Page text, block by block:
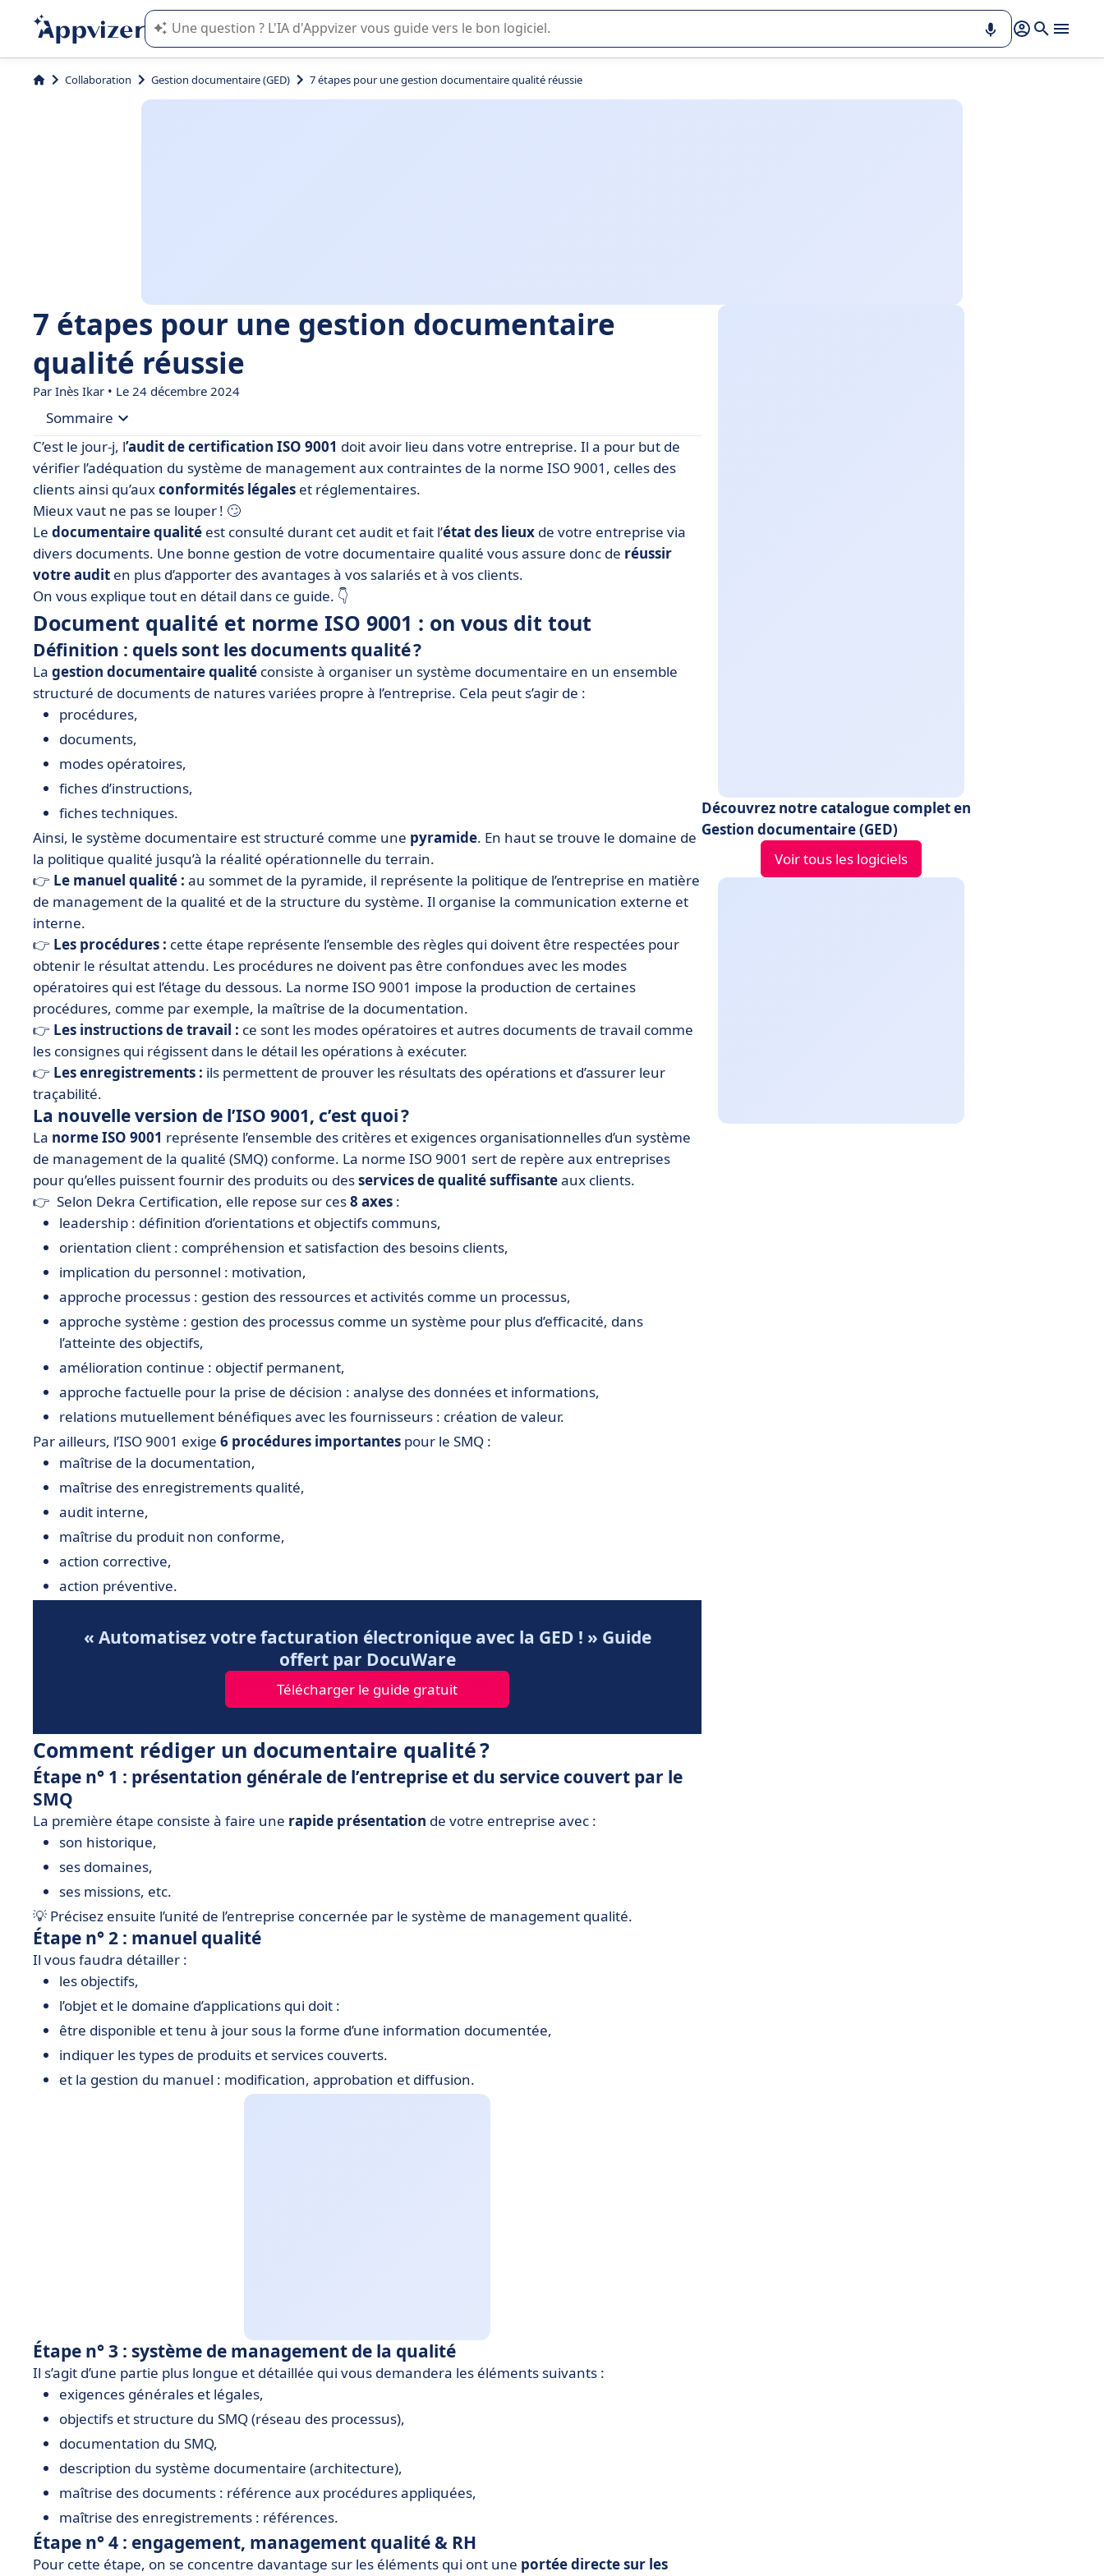
L'IA de Appvizer vous guide dans l'utilisation ou la sélection de logiciel SaaS en entreprise.
Collaboration Gestion documentaire (GED) 7 étapes pour une gestion documentaire qualité réussie
7 étapes pour une gestion documentaire
qualité réussie
Par Inès Ikar • Le 24 décembre 2024
Sommaire
• Document qualité et norme ISO 9001 : on vous dit tout
• Comment rédiger un documentaire qualité ?
• En résumé
C’est le jour-j, l’audit de certification ISO 9001 doit avoir lieu dans votre entreprise. Il a pour but de
vérifier l’adéquation du système de management aux contraintes de la norme ISO 9001, celles des
clients ainsi qu’auxconformités légales et réglementaires.
Mieux vaut ne pas se louper ! 🙄
Le documentaire qualité est consulté durant cet audit et fait l’état des lieux de votre entreprise via
divers documents. Une bonne gestion de votre documentaire qualité vous assure donc de réussir
votre audit en plus d’apporter des avantages à vos salariés et à vos clients.
On vous explique tout en détail dans ce guide. 👇
Document qualité et norme ISO 9001 : on vous dit tout
Définition : quels sont les documents qualité ?
La gestion documentaire qualité consiste à organiser un système documentaire en un ensemble
structuré de documents de natures variées propre à l’entreprise. Cela peut s’agir de :
procédures,
documents,
modes opératoires,
fiches d’instructions,
fiches techniques.
Ainsi, le système documentaire est structuré comme une pyramide. En haut se trouve le domaine de
la politique qualité jusqu’à la réalité opérationnelle du terrain.
👉 Le manuel qualité : au sommet de la pyramide, il représente la politique de l’entreprise en matière
de management de la qualité et de la structure du système. Il organise la communication externe et
interne.
👉 Les procédures : cette étape représente l’ensemble des règles qui doivent être respectées pour
obtenir le résultat attendu. Les procédures ne doivent pas être confondues avec les modes
opératoires qui est l’étage du dessous. La norme ISO 9001 impose la production de certaines
procédures, comme par exemple, la maîtrise de la documentation.
👉 Les instructions de travail : ce sont les modes opératoires et autres documents de travail comme
les consignes qui régissent dans le détail les opérations à exécuter.
👉 Les enregistrements : ils permettent de prouver les résultats des opérations et d’assurer leur
traçabilité.
La nouvelle version de l’ISO 9001, c’est quoi ?
La norme ISO 9001 représente l’ensemble des critères et exigences organisationnelles d’un système
de management de la qualité (SMQ) conforme. La norme ISO 9001 sert de repère aux entreprises
pour qu’elles puissent fournir des produits ou desservices de qualité suffisanteaux clients.
👉 Selon Dekra Certification, elle repose sur ces8 axes :
leadership : définition d’orientations et objectifs communs,
orientation client : compréhension et satisfaction des besoins clients,
implication du personnel : motivation,
approche processus : gestion des ressources et activités comme un processus,
approche système : gestion des processus comme un système pour plus d’efficacité, dans
l’atteinte des objectifs,
amélioration continue : objectif permanent,
approche factuelle pour la prise de décision : analyse des données et informations,
relations mutuellement bénéfiques avec les fournisseurs : création de valeur.
Par ailleurs, l’ISO 9001 exige 6 procédures importantes pour le SMQ :
maîtrise de la documentation,
maîtrise des enregistrements qualité,
audit interne,
maîtrise du produit non conforme,
action corrective,
action préventive.
« Automatisez votre facturation électronique avec la GED ! » Guide
offert par DocuWare
Télécharger le guide gratuit
Comment rédiger un documentaire qualité ?
Étape n° 1 : présentation générale de l’entreprise et du service couvert par le
SMQ
La première étape consiste à faire une rapide présentation de votre entreprise avec :
son historique,
ses domaines,
ses missions, etc.
💡 Précisez ensuite l’unité de l’entreprise concernée par le système de management qualité.
Étape n° 2 : manuel qualité
Il vous faudra détailler :
les objectifs,
l’objet et le domaine d’applications qui doit :
être disponible et tenu à jour sous la forme d’une information documentée,
indiquer les types de produits et services couverts.
et la gestion du manuel : modification, approbation et diffusion.
Étape n° 3 : système de management de la qualité
Il s’agit d’une partie plus longue et détaillée qui vous demandera les éléments suivants :
exigences générales et légales,
objectifs et structure du SMQ (réseau des processus),
documentation du SMQ,
description du système documentaire (architecture),
maîtrise des documents : référence aux procédures appliquées,
maîtrise des enregistrements : références.
Étape n° 4 : engagement, management qualité & RH
Pour cette étape, on se concentre davantage sur les éléments qui ont une portée directe sur les
Découvrez notre catalogue complet en
Gestion documentaire (GED)
Voir tous les logiciels